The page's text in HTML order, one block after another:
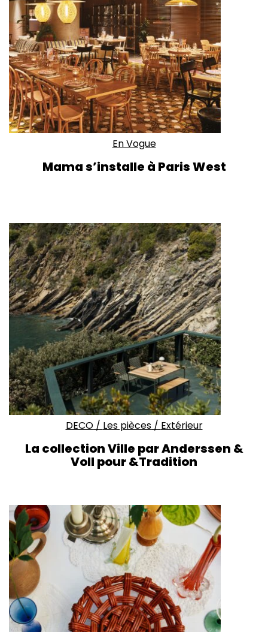
En Vogue
Mama s’installe à Paris West
DECO/ Les pièces/ Extérieur
La collection Ville par Anderssen &
Voll pour &Tradition